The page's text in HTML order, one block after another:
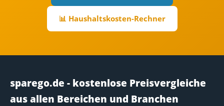
📊 Haushaltskosten-Rechner
sparego.de - kostenlose Preisvergleiche
aus allen Bereichen und Branchen